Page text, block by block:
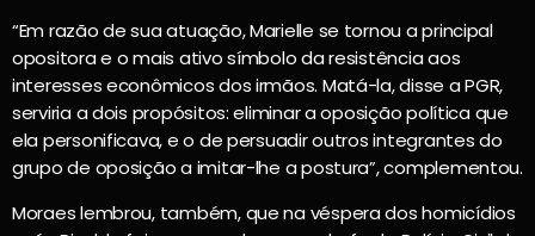
“Em razão de sua atuação, Marielle se tornou a principal
opositora e o mais ativo símbolo da resistência aos
interesses econômicos dos irmãos. Matá-la, disse a PGR,
serviria a dois propósitos: eliminar a oposição política que
ela personificava, e o de persuadir outros integrantes do
grupo de oposição a imitar-lhe a postura”, complementou.
Moraes lembrou, também, que na véspera dos homicídios